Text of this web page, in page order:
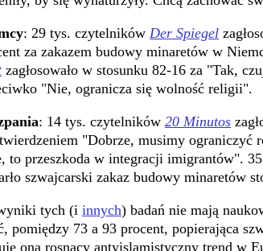
: 29 tys. czytelników Der Spiegel
za zakazem budowy minaretów w
zagłosowało w stosunku 82-16 za "Tak,
"Nie, ogranicza się wolność religii".
: 14 tys. czytelników 20 Minutos
"Dobrze, musimy ograniczyć
to przeszkoda w integracji imigrantów".
szwajcarski zakaz budowy minaretów
tych (i innych) badań nie mają
pomiędzy 73 a 93 procent, popierająca
ona rosnący antyislamistyczny trend w